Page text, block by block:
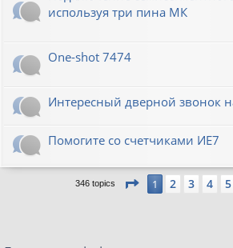
используя три пина МК
One-shot 7474
Интересный дверной звонок
Помогите со счетчиками ИЕ7
346 topics Page 1of7
1 2 3 4 5